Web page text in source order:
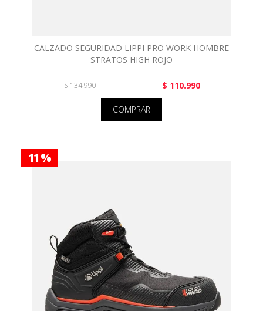
CALZADO SEGURIDAD LIPPI PRO WORK HOMBRE
STRATOS HIGH ROJO
$ 134.990 $ 110.990
COMPRAR
11 %